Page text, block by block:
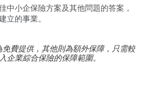
中小企保險方案及其他問題的答案，
立的事業。
免費提供，其他則為額外保障，只需較
企業綜合保險的保障範圍。